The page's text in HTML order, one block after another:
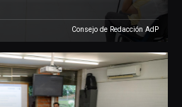
Consejo de Redacción AdP